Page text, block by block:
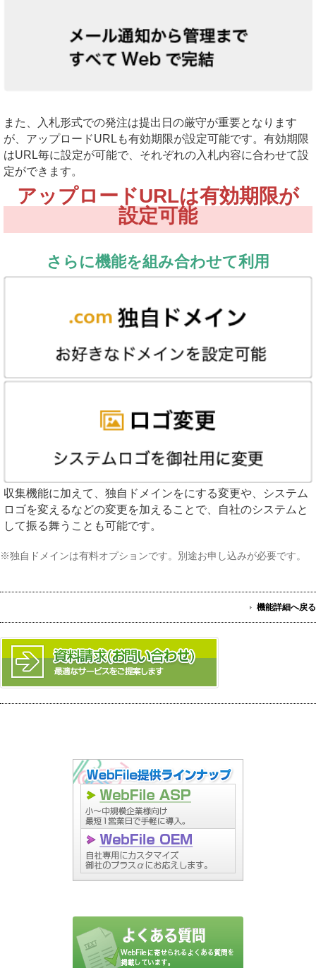
また、入札形式での発注は提出日の厳守が重要となります
が、アップロードURLも有効期限が設定可能です。有効期限
はURL毎に設定が可能で、それぞれの入札内容に合わせて設
定ができます。
アップロードURLは有効期限が
設定可能
さらに機能を組み合わせて利用
収集機能に加えて、独自ドメインをにする変更や、システム
ロゴを変えるなどの変更を加えることで、自社のシステムと
して振る舞うことも可能です。
※独自ドメインは有料オプションです。別途お申し込みが必要です。
機能詳細へ戻る